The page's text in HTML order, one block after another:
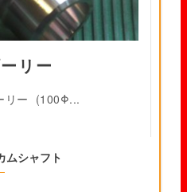
リー
リー (100Φ...
ムシャフト